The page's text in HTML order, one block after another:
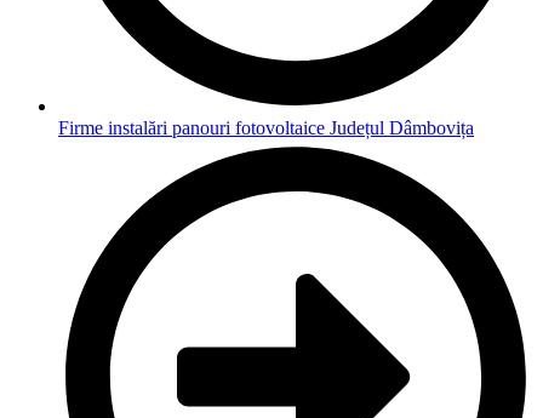
Firme instalări panouri fotovoltaice Județul Dâmbovița